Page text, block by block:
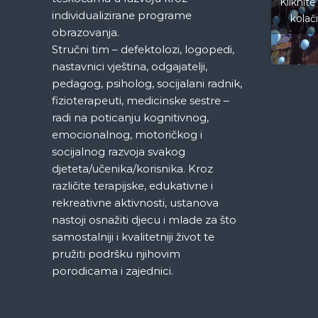
c
i
j
a
č
l
a
n
a
individualizirane programe
obrazovanja.
Stručni tim – defektolozi, logopedi,
nastavnici vještina, odgajatelji,
pedagog, psiholog, socijalani radnik,
fizioterapeuti, medicinske sestre –
radi na poticanju kognitivnog,
emocionalnog, motoričkog i
socijalnog razvoja svakog
djeteta/učenika/korisnika. Kroz
različite terapijske, edukativne i
rekreativne aktivnosti, ustanova
nastoji osnažiti djecu i mlade za što
samostalniji i kvalitetniji život te
pružiti podršku njihovim
porodicama i zajednici.